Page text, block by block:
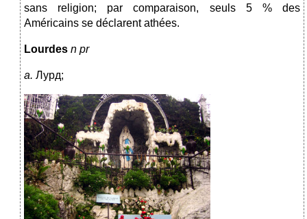
sans religion; par comparaison, seuls 5 % des
Américains se déclarent athées.
Lourdes n pr
a. Лурд;